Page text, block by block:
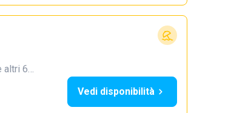
altri 6…
Vedi disponibilità